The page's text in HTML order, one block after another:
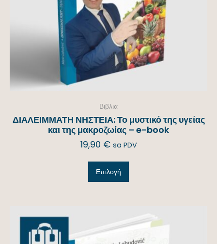
Βιβλια
ΔΙΑΛΕΙΜΜΑΤΗ ΝΗΣΤΕΙΑ: Το μυστικό της υγείας
και της μακροζωίας – e-book
19,90 € sa PDV
Επιλογή